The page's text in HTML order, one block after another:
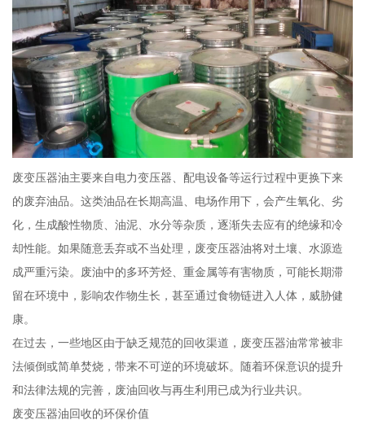
废变压器油主要来自电力变压器、配电设备等运行过程中更换下来
的废弃油品。这类油品在长期高温、电场作用下，会产生氧化、劣
化，生成酸性物质、油泥、水分等杂质，逐渐失去应有的绝缘和冷
却性能。如果随意丢弃或不当处理，废变压器油将对土壤、水源造
成严重污染。废油中的多环芳烃、重金属等有害物质，可能长期滞
留在环境中，影响农作物生长，甚至通过食物链进入人体，威胁健
康。
在过去，一些地区由于缺乏规范的回收渠道，废变压器油常常被非
法倾倒或简单焚烧，带来不可逆的环境破坏。随着环保意识的提升
和法律法规的完善，废油回收与再生利用已成为行业共识。
废变压器油回收的环保价值